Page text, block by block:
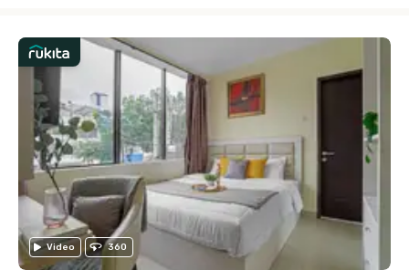
Video 360